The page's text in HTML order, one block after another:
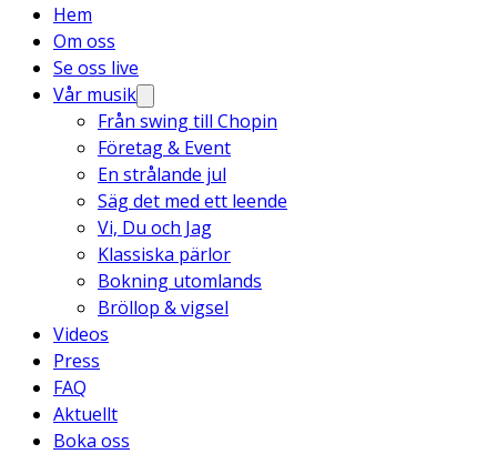
Hem
Om oss
Se oss live
Vår musik
Från swing till Chopin
Företag & Event
En strålande jul
Säg det med ett leende
Vi, Du och Jag
Klassiska pärlor
Bokning utomlands
Bröllop & vigsel
Videos
Press
FAQ
Aktuellt
Boka oss